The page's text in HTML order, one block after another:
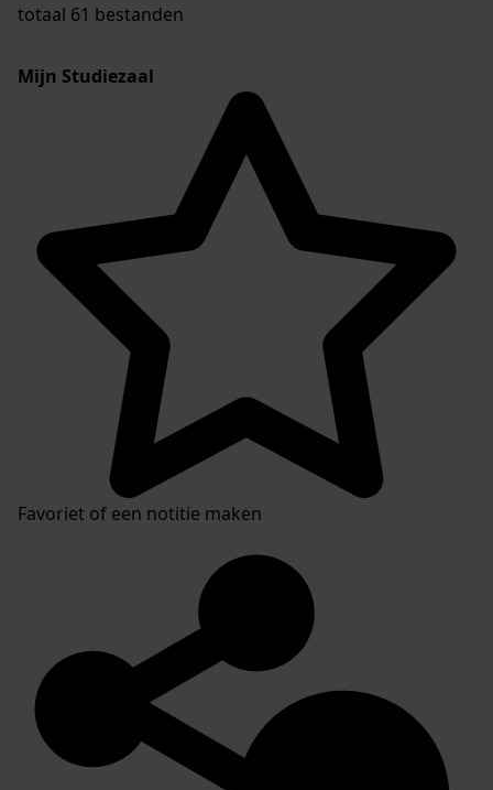
totaal 61 bestanden
Mijn Studiezaal
Favoriet of een notitie maken